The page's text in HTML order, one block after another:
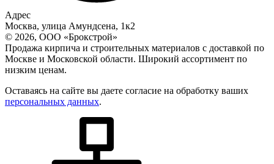
Адрес
Москва, улица Амундсена, 1к2
© 2026, ООО «Брокстрой»
Продажа кирпича и строительных материалов с доставкой по
Москве и Московской области. Широкий ассортимент по
низким ценам.
Оставаясь на сайте вы даете согласие на обработку ваших
персональных данных.